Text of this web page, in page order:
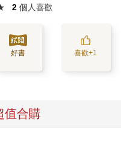
2 個人喜歡
好書 喜歡+1
值合購